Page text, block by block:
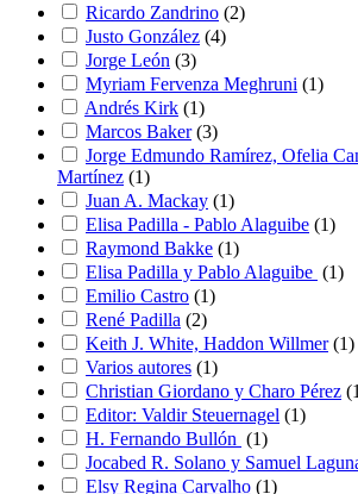
Ricardo Zandrino (2)
Justo González (4)
Jorge León (3)
Myriam Fervenza Meghruni (1)
Andrés Kirk (1)
Marcos Baker (3)
Jorge Edmundo Ramírez, Ofelia
Martínez (1)
Juan A. Mackay (1)
Elisa Padilla - Pablo Alaguibe (1)
Raymond Bakke (1)
Elisa Padilla y Pablo Alaguibe (1)
Emilio Castro (1)
René Padilla (2)
Keith J. White, Haddon Willmer (1)
Varios autores (1)
Christian Giordano y Charo Pérez (1
Editor: Valdir Steuernagel (1)
H. Fernando Bullón (1)
Jocabed R. Solano y Samuel
Elsy Regina Carvalho (1)